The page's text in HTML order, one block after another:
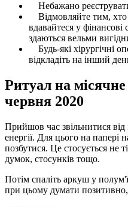
Небажано
Відмовляйте тим, хто
вдавайтеся у
здаються вельми
Будь-які хірургічні
відкладіть на інший
Ритуал на
червня 2020
Прийшов час звільнитися
енергії. Для цього на папері
позбутися. Це стосується не
думок, стосунків тощо.
Потім спаліть аркуш у
при цьому думати позитивно,